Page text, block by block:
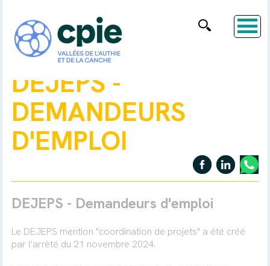
DEJEPS -
DEMANDEURS
D'EMPLOI
DEJEPS - Demandeurs d'emploi
Le DEJEPS mention "coordination de projets" a été créé
par l'arrêté du 21 novembre 2024.